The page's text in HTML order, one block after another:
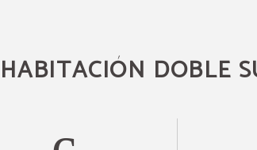
HABITACIÓN DOBLE